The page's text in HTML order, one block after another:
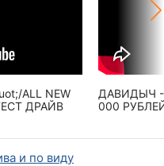
ALL NEW
ДРАЙВ
ДАВИДЫЧ -
000
и по виду